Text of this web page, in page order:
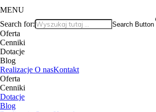
MENU
Search for:
Search Button
Oferta
Cenniki
Dotacje
Blog
Realizacje O nasKontakt
Oferta
Cenniki
Dotacje
Blog